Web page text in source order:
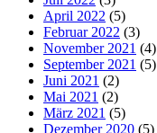
April 2022 (5)
Februar 2022 (3)
November 2021 (4)
September 2021 (5)
Juni 2021 (2)
Mai 2021 (2)
März 2021 (5)
Dezember 2020 (5)